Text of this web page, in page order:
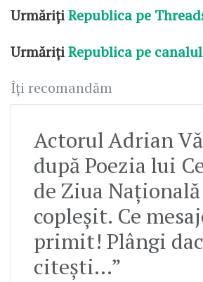
UrmărițiRepublica pe
UrmărițiRepublica pe
Îți recomandăm
Actorul Adrian
după Poezia lui
de Ziua
copleșit. Ce
primit! Plângi
citești...”